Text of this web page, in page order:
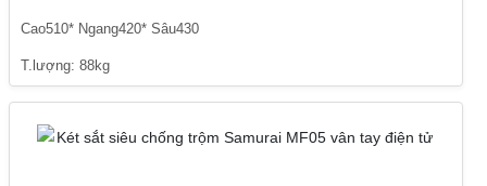
Cao510* Ngang420* Sâu430
T.lượng: 88kg